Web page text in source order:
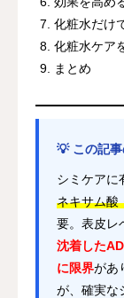
化粧水だけ
化粧水ケア
まとめ
💡 この記
シミケアに
ネキサム酸
要。表皮レ
沈着した
に限界があ
が、確実な